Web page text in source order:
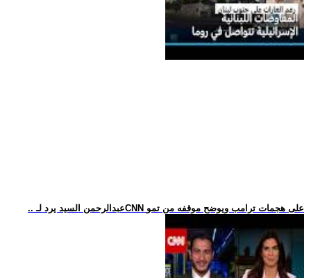
.. عبدالرحمن السيد يرد لـCNN على هجمات ترامب ويوضح موقفه من تمو